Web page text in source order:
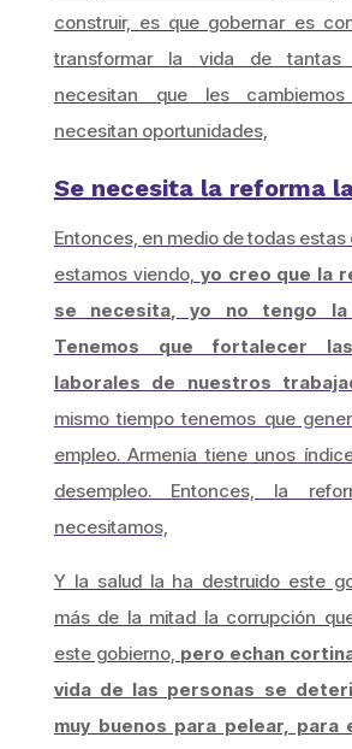
construir, es que gobernar es
transformar la vida de tantas
necesitan que les
necesitan oportunidades,
Se necesita la reforma
Entonces, en medio de todas
estamos viendo, yo creo que la
se necesita, yo no tengo la
Tenemos que fortalecer
laborales de nuestros
mismo tiempo tenemos que
empleo. Armenia tiene unos
desempleo. Entonces, la
necesitamos,
Y la salud la ha destruido este
más de la mitad la corrupción
este gobierno, pero echan
vida de las personas se
muy buenos para pelear, para